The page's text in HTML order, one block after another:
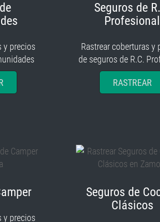
y precios
Seguros de
Profesional
Rastrear coberturas y
de seguros de R.C.
RASTREAR
y precios
Seguros de
Clásicos